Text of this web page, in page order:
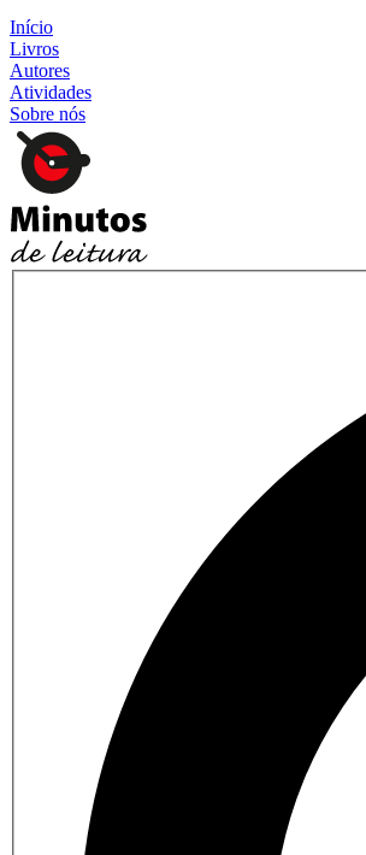
Início
Livros
Autores
Atividades
Sobre nós